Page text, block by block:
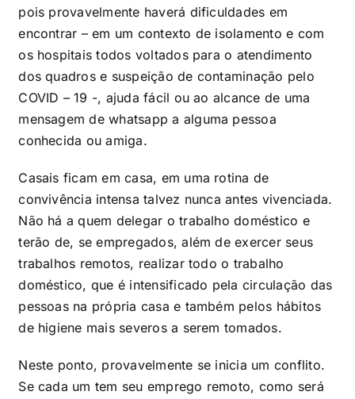
pois provavelmente haverá dificuldades em
encontrar – em um contexto de isolamento e com
os hospitais todos voltados para o atendimento
dos quadros e suspeição de contaminação pelo
COVID – 19 -, ajuda fácil ou ao alcance de uma
mensagem de whatsapp a alguma pessoa
conhecida ou amiga.
Casais ficam em casa, em uma rotina de
convivência intensa talvez nunca antes vivenciada.
Não há a quem delegar o trabalho doméstico e
terão de, se empregados, além de exercer seus
trabalhos remotos, realizar todo o trabalho
doméstico, que é intensificado pela circulação das
pessoas na própria casa e também pelos hábitos
de higiene mais severos a serem tomados.
Neste ponto, provavelmente se inicia um conflito.
Se cada um tem seu emprego remoto, como será